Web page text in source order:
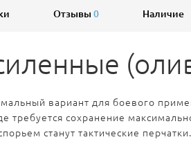
Отзывы 0 Наличие
вариант для боевого
требуется сохранение
станут тактические перчатки.